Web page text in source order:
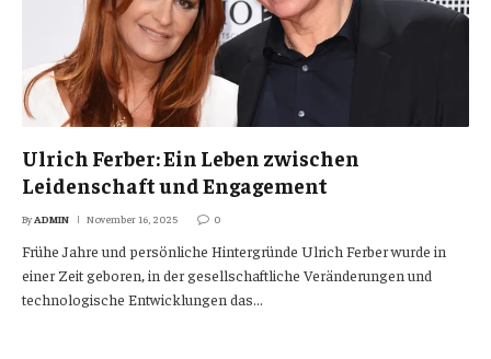
Ulrich Ferber: Ein Leben zwischen
Leidenschaft und Engagement
ByADMIN November 16, 2025 0
Frühe Jahre und persönliche Hintergründe Ulrich Ferber wurde in
einer Zeit geboren, in der gesellschaftliche Veränderungen und
technologische Entwicklungen das…